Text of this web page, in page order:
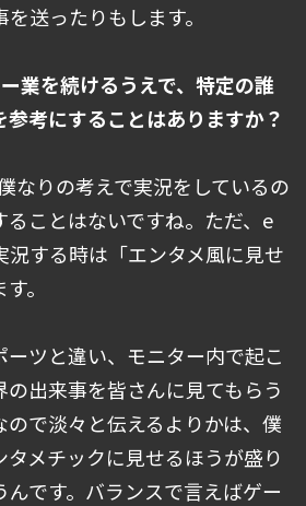
送ったりもします。
ー業を続けるうえで、特定の誰
参考にすることはありますか？
なりの考えで実況をしているの
ることはないですね。ただ、e
況する時は「エンタメ風に見せ
。
ツと違い、モニター内で起こ
の出来事を皆さんに見てもらう
ので淡々と伝えるよりかは、僕
タメチックに見せるほうが盛り
んです。バランスで言えばゲー